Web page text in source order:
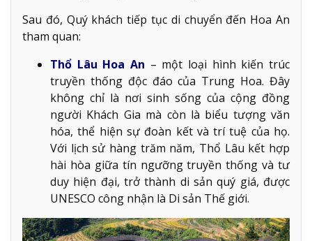
Sau đó, Quý khách tiếp tục di chuyển đến Hoa An
tham quan:
Thổ Lâu Hoa An – một loại hình kiến trúc
truyền thống độc đáo của Trung Hoa. Đây
không chỉ là nơi sinh sống của cộng đồng
người Khách Gia mà còn là biểu tượng văn
hóa, thể hiện sự đoàn kết và trí tuệ của họ.
Với lịch sử hàng trăm năm, Thổ Lâu kết hợp
hài hòa giữa tín ngưỡng truyền thống và tư
duy hiện đại, trở thành di sản quý giá, được
UNESCO công nhận là Di sản Thế giới.